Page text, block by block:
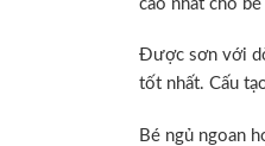
cao nhất cho
Được sơn với
tốt nhất. Cấu
Bé ngủ ngoan